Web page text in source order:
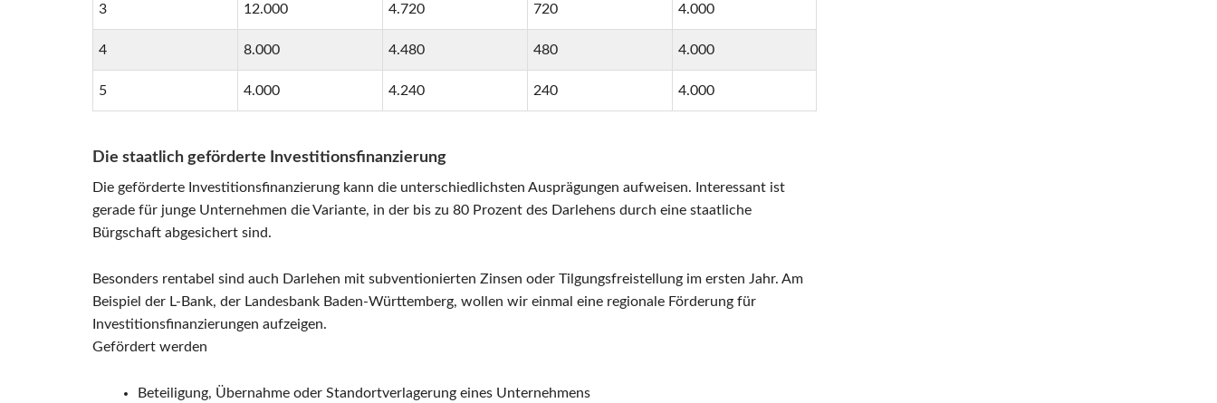
3 12.000 4.720 720 4.000
4 8.000 4.480 480 4.000
5 4.000 4.240 240 4.000
Die staatlich geförderte Investitionsfinanzierung
Die geförderte Investitionsfinanzierung kann die unterschiedlichsten Ausprägungen aufweisen. Interessant ist
gerade für junge Unternehmen die Variante, in der bis zu 80 Prozent des Darlehens durch eine staatliche
Bürgschaft abgesichert sind.
Besonders rentabel sind auch Darlehen mit subventionierten Zinsen oder Tilgungsfreistellung im ersten Jahr. Am
Beispiel der L-Bank, der Landesbank Baden-Württemberg, wollen wir einmal eine regionale Förderung für
Investitionsfinanzierungen aufzeigen.
Gefördert werden
Beteiligung, Übernahme oder Standortverlagerung eines Unternehmens